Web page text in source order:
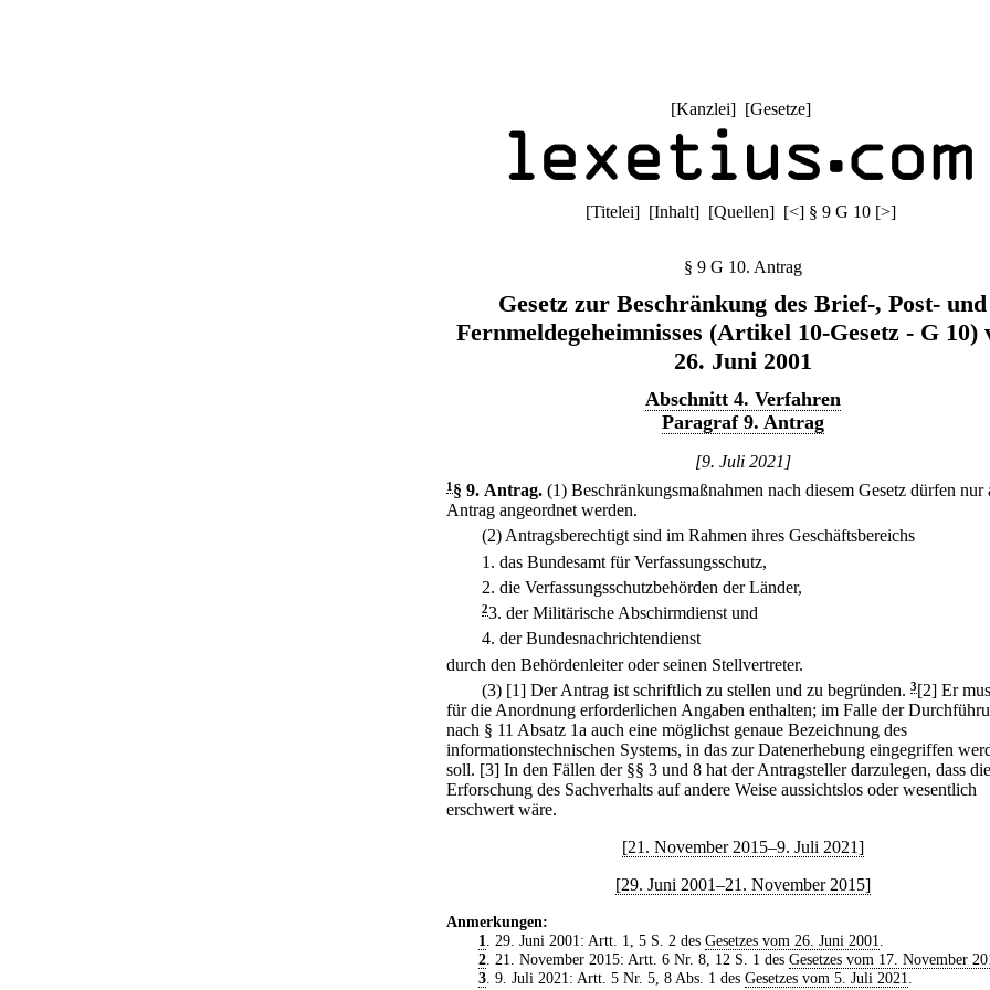
[Kanzlei] [Gesetze]
[Titelei] [Inhalt] [Quellen] [<] § 9 G 10 [>]
§ 9 G 10. Antrag
Gesetz zur Beschränkung des Brief-, Post- und
Fernmeldegeheimnisses (Artikel 10-Gesetz - G 10)
26. Juni 2001
Abschnitt 4. Verfahren
Paragraf 9. Antrag
[9. Juli 2021]
1 § 9. Antrag. (1) Beschränkungsmaßnahmen nach diesem Gesetz dürfen nur
Antrag angeordnet werden.
(2) Antragsberechtigt sind im Rahmen ihres Geschäftsbereichs
1. das Bundesamt für Verfassungsschutz,
2. die Verfassungsschutzbehörden der Länder,
23. der Militärische Abschirmdienst und
4. der Bundesnachrichtendienst
durch den Behördenleiter oder seinen Stellvertreter.
(3) [1] Der Antrag ist schriftlich zu stellen und zu begründen. 3[2] Er
für die Anordnung erforderlichen Angaben enthalten; im Falle der
nach § 11 Absatz 1a auch eine möglichst genaue Bezeichnung des
informationstechnischen Systems, in das zur Datenerhebung eingegriffen
soll. [3] In den Fällen der §§ 3 und 8 hat der Antragsteller darzulegen, dass die
Erforschung des Sachverhalts auf andere Weise aussichtslos oder wesentlich
erschwert wäre.
[21. November 2015–9. Juli 2021]
[29. Juni 2001–21. November 2015]
Anmerkungen:
1
. 29. Juni 2001: Artt. 1, 5 S. 2 des Gesetzes vom 26. Juni 2001
2. 21. November 2015: Artt. 6 Nr. 8, 12 S. 1 des Gesetzes vom 17. November
3. 9. Juli 2021: Artt. 5 Nr. 5, 8 Abs. 1 des Gesetzes vom 5. Juli 2021